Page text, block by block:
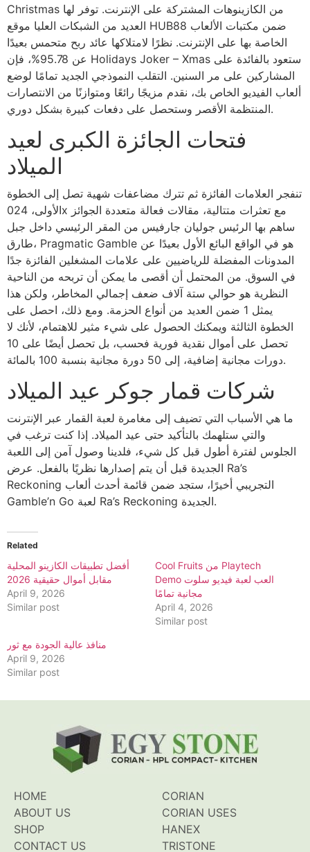
Christmas من الكازينوهات المشتركة على الإنترنت. توفر لها
العديد من الشبكات العليا موقع HUB88 ضمن مكتبات الألعاب
الخاصة بها على الإنترنت. نظرًا لامتلاكها عائد ربح متحمس بعيدًا
عن 95.78%، فإن Holidays Joker – Xmas ستعود بالفائدة على
المشاركين على مر السنين. التقلب النموذجي الجديد تمامًا لوضع
ألعاب الفيديو الخاص بك، نقدم مزيجًا رائعًا ومتوازنًا من الانتصارات
المنتظمة الأقصر وستحصل على دفعات كبيرة بشكل دوري.
فتحات الجائزة الكبرى لعيد
الميلاد
تنفجر العلامات الفائزة ثم تترك مضاعفات شهية تصل إلى الخطوة
الأولى، 024x مع تعثرات متتالية، مقالات فعالة متعددة الجوائز
ساهم بها الرئيس جوليان جارفيس من المقر الرئيسي داخل جبل
طارق، Pragmatic Gamble هو في الواقع البائع الأول بعيدًا عن
المدونات المفضلة للرياضيين على علامات المشغلين الفائزة جدًا
في السوق. من المحتمل أن أقصى ما يمكن أن تربحه من الناحية
النظرية هو حوالي ستة آلاف ضعف إجمالي المخاطر، ولكن هذا
يمثل 1 ضمن العديد من أنواع الحزمة. ومع ذلك، احصل على
الخطوة الثالثة ويمكنك الحصول على شيء مثير للاهتمام، لأنك لا
تحصل على أموال نقدية فورية فحسب، بل تحصل أيضًا على 10
دورات مجانية إضافية، إلى 50 دورة مجانية بنسبة 100 بالمائة.
شركات قمار جوكر عيد الميلاد
ما هي الأسباب التي تضيف إلى مغامرة لعبة القمار عبر الإنترنت
والتي ستلهمك بالتأكيد حتى عيد الميلاد. إذا كنت ترغب في
الجلوس لفترة أطول قبل كل شيء، فلدينا وصول آمن إلى اللعبة
الجديدة قبل أن يتم إصدارها نظريًا بالفعل. عرض Ra’s
Reckoning التجريبي أخيرًا، ستجد ضمن قائمة أحدث ألعاب
Gamble’n Go لعبة Ra’s Reckoning الجديدة.
Related
أفضل تطبيقات الكازينو المحلية
مقابل أموال حقيقية 2026
April 9, 2026
Similar post
Cool Fruits من Playtech
Demo العب لعبة فيديو سلوت
مجانية تمامًا
April 4, 2026
Similar post
منافذ عالية الجودة مع ثور
April 9, 2026
Similar post
HOME
ABOUT US
SHOP
CONTACT US
CORIAN
CORIAN USES
HANEX
TRISTONE